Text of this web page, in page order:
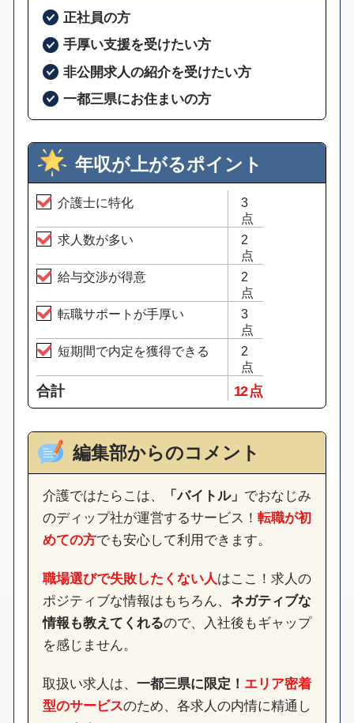
正社員の方
手厚い支援を受けたい方
非公開求人の紹介を受けたい方
一都三県にお住まいの方
年収が上がるポイント
介護士に特化
3
点
求人数が多い
2
点
給与交渉が得意
2
点
転職サポートが手厚い
3
点
短期間で内定を獲得できる
2
点
合計 12 点
編集部からのコメント
介護ではたらこは、 「バイトル」 でおなじみ
のディップ社が運営するサービス！ 転職が初
めての方でも安心して利用できます。
職場選びで失敗したくない人はここ！求人の
ポジティブな情報はもちろん、 ネガティブな
情報も教えてくれるので、入社後もギャップ
を感じません。
取扱い求人は、 一都三県に限定！ エリア密着
型のサービスのため、各求人の内情に精通し